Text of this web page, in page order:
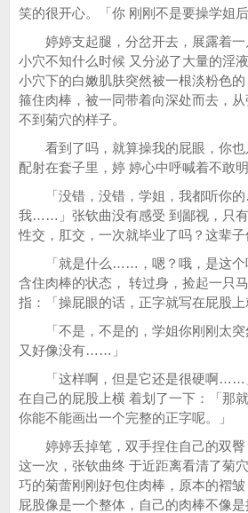
笑的很开心。「你 刚刚不是要操学姐后
婷婷支起腿，分岔开去，展露着一
小穴不知什么时候 又分泌了大量的淫
小穴下的白嫩肌肤突然被一根淡粉色
箍住肉棒，被一同带着向深处而去，
不到菊穴的样子。
看到了吗，就算操我的屁眼，你也
配射在套子里，婷 婷心中呼喊着不敢明
「没错，没错，学姐，我都听你
我……」张钦曲没有感受 到鄙视，只有
性交，肛交，一次就毕业了吗？这辈子
「就是什么……，嗯？哦，是这个
含住肉棒的状态， 转过身，捡起一只
指：「操屁眼的话，正字就写在屁股上
「不是，不是的，学姐你刚刚太
又好像没有……」
「这样啊，但是它还是很硬啊……
在自己的屁股上横 着划了一下：「那
你能不能画出一个完整的正字呢。」
婷婷丢掉笔，双手捏住自己的双臀
这一次，张钦曲终 于近距离看清了菊
巧的菊蕾刚刚好包住肉棒，原本的褶
屁股像是一个整体，自己的肉棒不像